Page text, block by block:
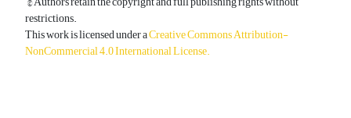
restrictions.
This work is licensed under aCreative Commons Attribution-
NonCommercial 4.0 International License.